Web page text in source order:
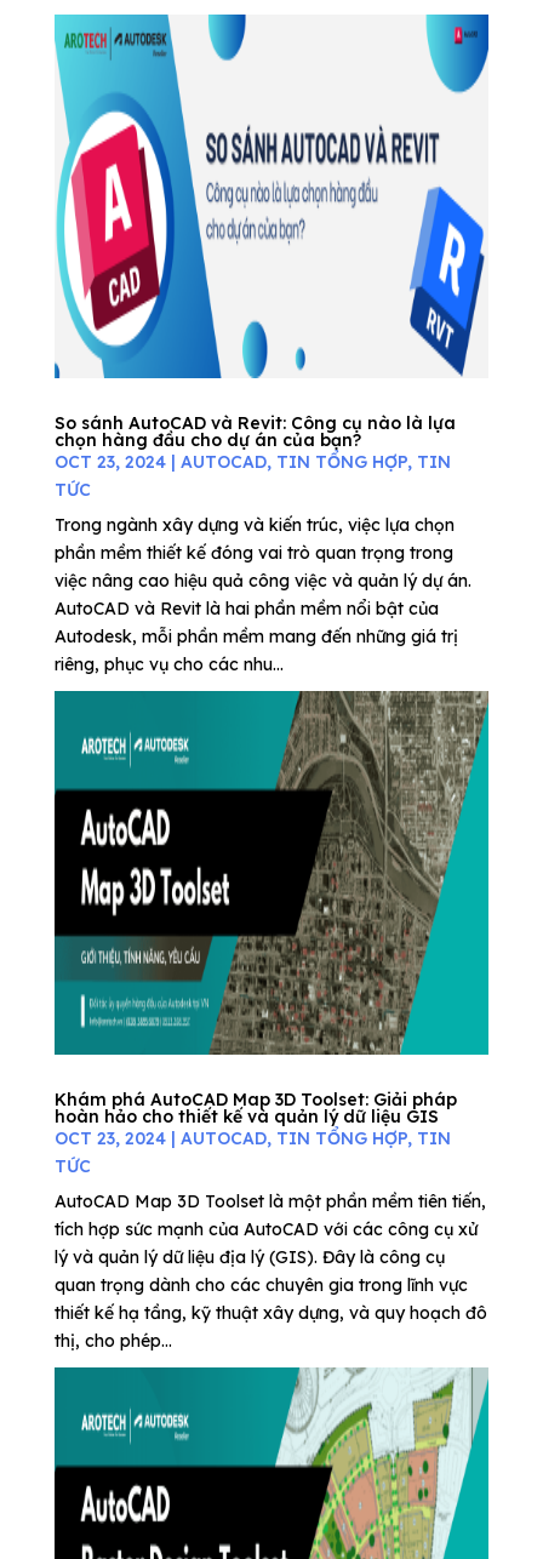
So sánh AutoCAD và Revit: Công cụ nào là lựa
chọn hàng đầu cho dự án của bạn?
OCT 23, 2024| AUTOCAD, TIN TỔNG HỢP, TIN
TỨC
Trong ngành xây dựng và kiến trúc, việc lựa chọn
phần mềm thiết kế đóng vai trò quan trọng trong
việc nâng cao hiệu quả công việc và quản lý dự án.
AutoCAD và Revit là hai phần mềm nổi bật của
Autodesk, mỗi phần mềm mang đến những giá trị
riêng, phục vụ cho các nhu...
Khám phá AutoCAD Map 3D Toolset: Giải pháp
hoàn hảo cho thiết kế và quản lý dữ liệu GIS
OCT 23, 2024| AUTOCAD, TIN TỔNG HỢP, TIN
TỨC
AutoCAD Map 3D Toolset là một phần mềm tiên tiến,
tích hợp sức mạnh của AutoCAD với các công cụ xử
lý và quản lý dữ liệu địa lý (GIS). Đây là công cụ
quan trọng dành cho các chuyên gia trong lĩnh vực
thiết kế hạ tầng, kỹ thuật xây dựng, và quy hoạch đô
thị, cho phép...